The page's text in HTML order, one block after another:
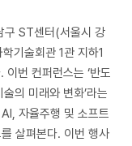
ST센터(서울시 강
기술회관 1관 지하1
번 컨퍼런스는 ‘반도
의 미래와 변화’라는
자율주행 및 소프트
살펴본다. 이번 행사